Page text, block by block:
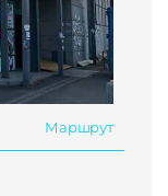
Маршрут